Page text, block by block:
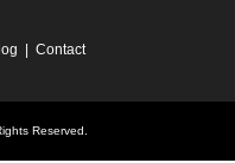
Contact
Reserved.